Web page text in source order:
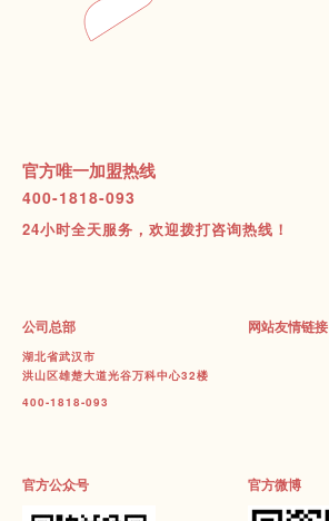
官方唯一加盟热线
400-1818-093
24小时全天服务，欢迎拨打咨询热线！
公司总部
湖北省武汉市
洪山区雄楚大道光谷万科中心32楼
400-1818-093
网站友情链接
官方公众号 官方微博